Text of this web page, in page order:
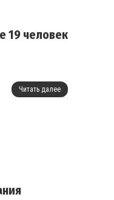
19 человек
Читать далее